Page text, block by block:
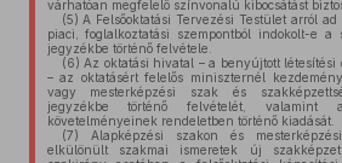
várhatóan megfelelő színvonalú kibocsátást
(5) A Felsőoktatási Tervezési Testület arról
piaci, foglalkoztatási szempontból indokolt-e a
jegyzékbe történő felvétele.
(6) Az oktatási hivatal – a benyújtott létesítési
– az oktatásért felelős miniszternél
vagy mesterképzési szak és
jegyzékbe történő felvételét,
követelményeinek rendeletben történő kiadását.
(7) Alapképzési szakon és
elkülönült szakmai ismeretek új